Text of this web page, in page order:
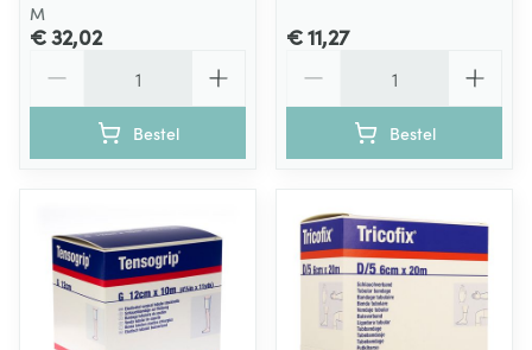
M
€ 32,02
Bestel
€ 11,27
Bestel